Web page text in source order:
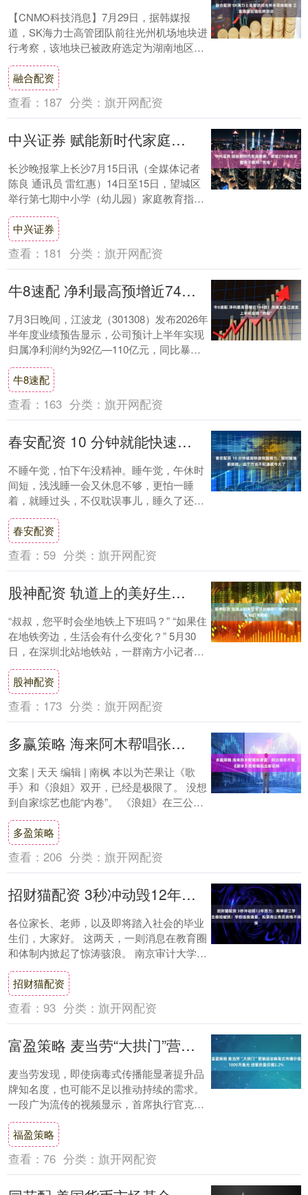
【CNMO科技消息】7月29日，据韩媒报
道，SK海力士高管团队前往光州机场地块进
行考察，该地块已被政府选定为湖南地区半
导体集群用地。 本次考察团队由15名SK
海....
融合配资
查看： 187 分类： 旗开网配资
中兴证券 赋能新时代家庭教育，望城270余名家教骨干教师“充电”
长沙晚报掌上长沙7月15日讯（全媒体记者
陈良 通讯员 雷红惠）14日至15日，望城区
举行第七期中小学（幼儿园）家庭教育指导
骨干教师培训班。本期培训的主题是“深....
中兴证券
查看： 181 分类： 旗开网配资
牛8速配 净利最高预增近744倍！存储龙头江波龙上半年业绩“炸裂”
7月3日晚间，江波龙（301308）发布2026年
半年度业绩预告显示，公司预计上半年实现
归属净利润约为92亿—110亿元，同比暴涨
62204.03%—74393....
牛8速配
查看： 163 分类： 旗开网配资
春安配资 10 分钟就能快速恢复精力，随时随地都能做，这个方法不知道就亏大了
不睡午觉，怕下午没精神。睡午觉，午休时
间短，浅浅睡一会又休息不够，更怕一睡
着，就睡过头，不仅耽误事儿，睡久了还头
昏脑胀。 相信很多人都遇到过这样的烦恼，
到底有没....
春安配资
查看： 59 分类： 旗开网配资
股神配资 轨道上的美好生活长啥样？南方小记者实地打卡揭秘
“叔叔，您平时会坐地铁上下班吗？” “如果住
在地铁旁边，生活会有什么变化？” 5月30
日，在深圳北站地铁站，一群南方小记者穿
梭在人群中。他们拿着采访本，鼓起勇气....
股神配资
查看： 173 分类： 旗开网配资
多赢策略 海来阿木帮唱张碧晨，阿云嘎帮齐豫，《歌手》把帮唱玩出新花样
文案 | 天天 编辑 | 南枫 本以为芒果让《歌
手》和《浪姐》双开，已经是极限了。 没想
到自家综艺也能“内卷”。 《浪姐》在三公
时，与《歌手》首播撞档，直接连续....
多盈策略
查看： 206 分类： 旗开网配资
招财猫配资 3秒冲动毁12年努力：南审研三学生偷拍被抓！学校连夜通报，拟录用公务员资格不保
各位家长、老师，以及即将踏入社会的毕业
生们，大家好。 这两天，一则消息在教育圈
和体制内掀起了惊涛骇浪。 南京审计大学一
名研三的男生，刚刚凭借自己的努力，在国
家税....
招财猫配资
查看： 93 分类： 旗开网配资
富盈策略 麦当劳“大拱门”营销活动病毒式传播价值1800万美元 但客流量仅增2.2%
麦当劳发现，即使病毒式传播能显著提升品
牌知名度，也可能不足以推动持续的需求。
一段广为流传的视频显示，首席执行官克里
斯·肯普钦斯基正在品尝公司推出的大拱门
（Big....
福盈策略
查看： 76 分类： 旗开网配资